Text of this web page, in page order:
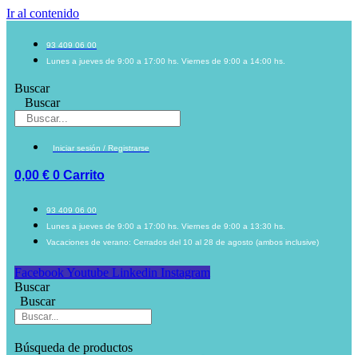
Ir al contenido
93 409 06 00
Lunes a jueves de 9:00 a 17:00 hs. Viernes de 9:00 a 14:00 hs.
Buscar
Buscar
Iniciar sesión / Registrarse
0,00 € 0 Carrito
93 409 06 00
Lunes a jueves de 9:00 a 17:00 hs. Viernes de 9:00 a 13:30 hs.
Vacaciones de verano: Cerrados del 10 al 28 de agosto (ambos inclusive)
Facebook Youtube Linkedin Instagram
Buscar
Buscar
Búsqueda de productos